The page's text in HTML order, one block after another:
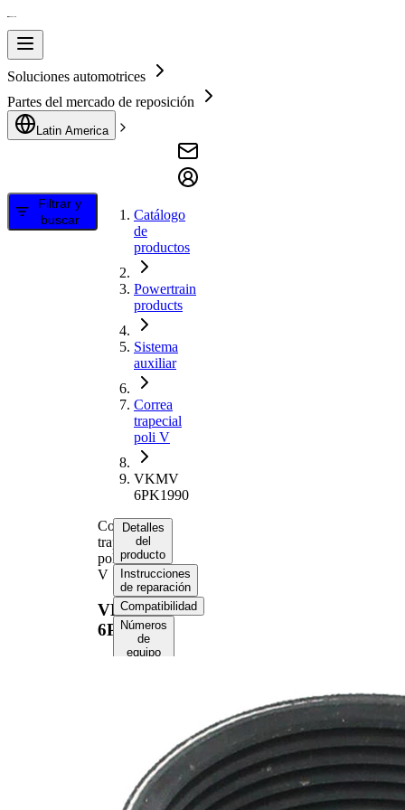
Soluciones automotrices
Partes del mercado de reposición
Latin America
Filtrar y
buscar
Catálogo
de
productos
Powertrain
products
Sistema
auxiliar
Correa
trapecial
poli V
VKMV
6PK1990
Correa
trapecial
poli
V
VKMV
6PK1990
Detalles
del
producto
Instrucciones
de reparación
Compatibilidad
Números
de
equipo
Información del
producto
Propiedad
Valor
Longitud
1990 mm
21,36